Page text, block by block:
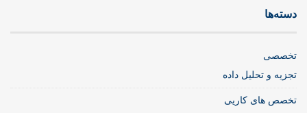
دسته‌ها
تخصصی
تجزیه و تحلیل داده
تخصص های کاریی